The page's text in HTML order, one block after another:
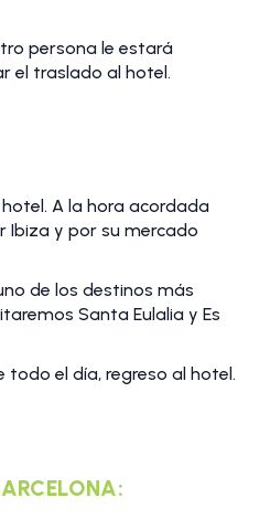
persona le estará
el traslado al hotel.
A la hora acordada
Ibiza y por su mercado
de los destinos más
Santa Eulalia y Es
todo el día, regreso al hotel.